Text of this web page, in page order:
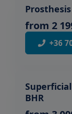
from 2
+36
BHR